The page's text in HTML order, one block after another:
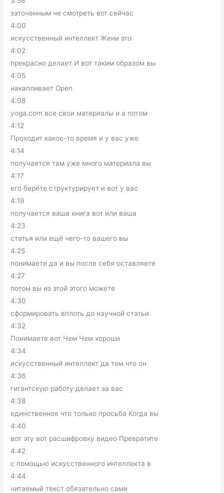
заточенным че смотреть вот сейчас
4:00
искусственный интеллект Жени это
4:02
прекрасно делает И вот таким образом вы
4:05
накапливает Open
4:08
yoga.com все свои материалы и а потом
4:12
Проходит какое-то время и у вас уже
4:14
получается там уже много материала вы
4:17
его берёте структурирует и вот у вас
4:19
получается ваша книга вот или ваша
4:23
статья или ещё чего-то вашего вы
4:25
понимаете да и вы после себя оставляете
4:27
потом вы из этой этого можете
4:30
сформировать вплоть до научной статьи
4:32
Понимаете вот Чем Чем хороши
4:34
искусственный интеллект да тем что он
4:36
гигантскую работу делает за вас
4:38
единственное что только просьба Когда вы
4:40
вот эту вот расшифровку видео Превратите
4:42
с помощью искусственного интеллекта в
4:44
читаемый текст обязательно сами